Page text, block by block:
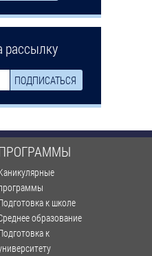
рассылку
к школе
образование
к